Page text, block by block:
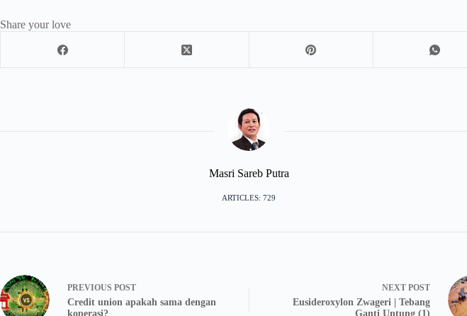
Share your love
Masri Sareb Putra
ARTICLES: 729
PREVIOUS POST
Credit union apakah sama dengan
koperasi?
NEXT POST
Eusideroxylon Zwageri | Tebang
Ganti Untung (1)